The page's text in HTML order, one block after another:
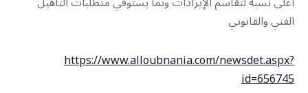
الفني والقانوني
https://www.alloubnania.com/newsdet.aspx?
id=656745